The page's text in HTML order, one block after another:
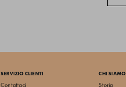
SERVIZIO CLIENTI
Contattaci
CHI SIAMO
Storia